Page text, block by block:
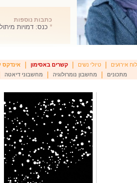
*עדינה אבן זוהר
לוח אירועים |טיולי נשים |קשרים באסימון אינדקס
מתכונים מחשבון נומרולוגיה מחשבוני דיאטה